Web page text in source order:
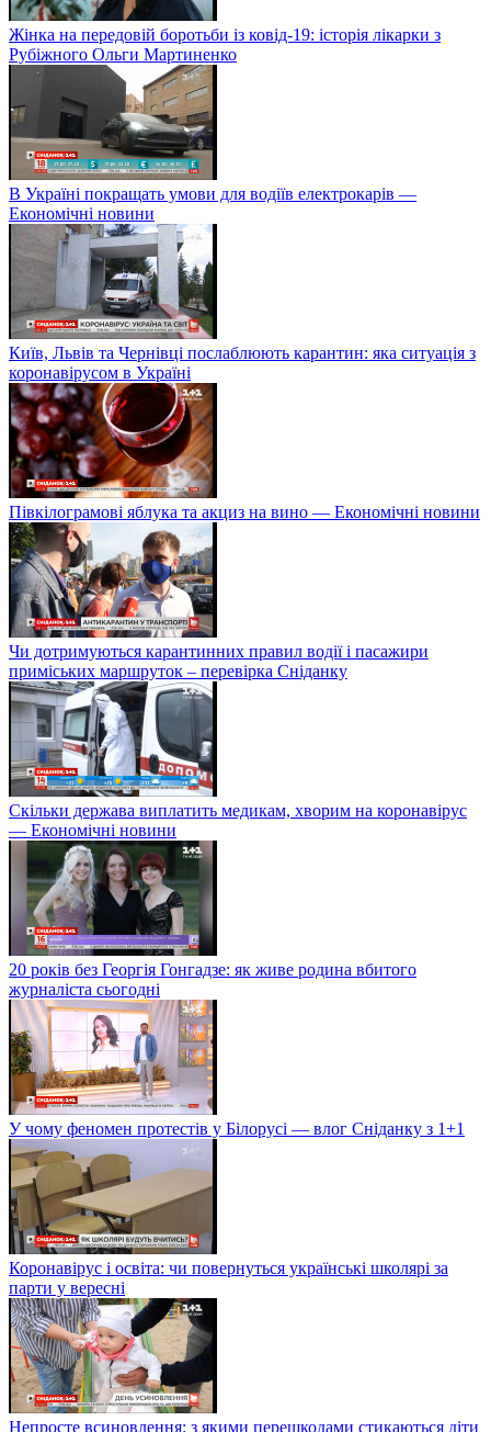
Жінка на передовій боротьби із ковід-19: історія лікарки з
Рубіжного Ольги Мартиненко
В Україні покращать умови для водіїв електрокарів —
Економічні новини
Київ, Львів та Чернівці послаблюють карантин: яка ситуація з
коронавірусом в Україні
Півкілограмові яблука та акциз на вино — Економічні новини
Чи дотримуються карантинних правил водії і пасажири
приміських маршруток – перевірка Сніданку
Скільки держава виплатить медикам, хворим на коронавірус
— Економічні новини
20 років без Георгія Гонгадзе: як живе родина вбитого
журналіста сьогодні
У чому феномен протестів у Білорусі — влог Сніданку з 1+1
Коронавірус і освіта: чи повернуться українські школярі за
парти у вересні
Непросте всиновлення: з якими перешкодами стикаються діти